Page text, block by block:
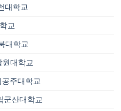
대학교
교
대학교
원대학교
공주대학교
군산대학교